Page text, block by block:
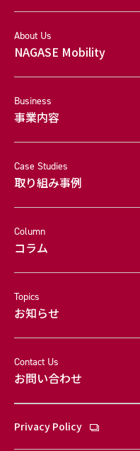
About Us
NAGASE Mobility
Business
事業内容
Case Studies
取り組み事例
Column
コラム
Topics
お知らせ
Contact Us
お問い合わせ
Privacy Policy